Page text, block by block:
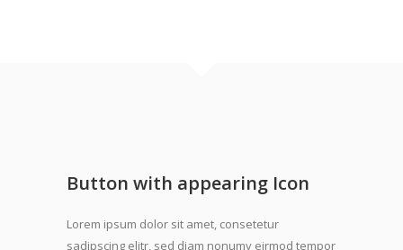
Button with appearing Icon
Lorem ipsum dolor sit amet, consetetur
sadipscing elitr, sed diam nonumy eirmod tempor